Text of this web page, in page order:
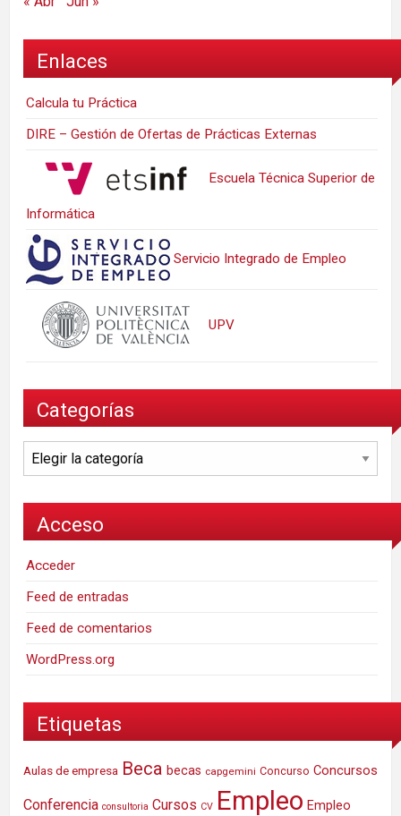
Enlaces
Calcula tu Práctica
DIRE – Gestión de Ofertas de Prácticas Externas
Escuela Técnica Superior de
Informática
Servicio Integrado de Empleo
UPV
Categorías
Categorías
Acceso
Acceder
Feed de entradas
Feed de comentarios
WordPress.org
Etiquetas
Aulas de empresa Beca becas capgemini Concurso Concursos
Conferencia consultoria Cursos CV Empleo Empleo